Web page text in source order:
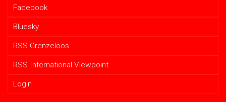
Facebook
Bluesky
RSS Grenzeloos
RSS International Viewpoint
Login